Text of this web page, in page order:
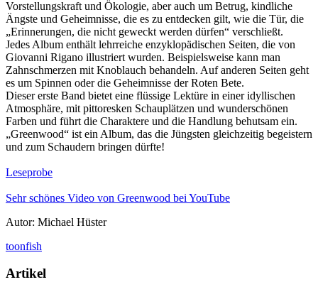
Vorstellungskraft und Ökologie, aber auch um Betrug, kindliche
Ängste und Geheimnisse, die es zu entdecken gilt, wie die Tür, die
„Erinnerungen, die nicht geweckt werden dürfen“ verschließt.
Jedes Album enthält lehrreiche enzyklopädischen Seiten, die von
Giovanni Rigano illustriert wurden. Beispielsweise kann man
Zahnschmerzen mit Knoblauch behandeln. Auf anderen Seiten geht
es um Spinnen oder die Geheimnisse der Roten Bete.
Dieser erste Band bietet eine flüssige Lektüre in einer idyllischen
Atmosphäre, mit pittoresken Schauplätzen und wunderschönen
Farben und führt die Charaktere und die Handlung behutsam ein.
„Greenwood“ ist ein Album, das die Jüngsten gleichzeitig begeistern
und zum Schaudern bringen dürfte!
Leseprobe
Sehr schönes Video von Greenwood bei YouTube
Autor: Michael Hüster
toonfish
Artikel